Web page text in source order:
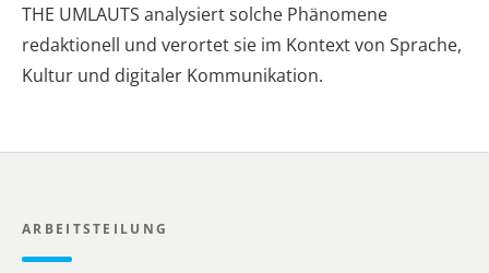
THE UMLAUTS analysiert solche Phänomene
redaktionell und verortet sie im Kontext von Sprache,
Kultur und digitaler Kommunikation.
ARBEITSTEILUNG